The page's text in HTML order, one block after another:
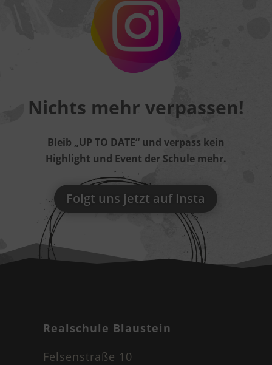
Nichts mehr verpassen!
Bleib „UP TO DATE“ und verpass kein
Highlight und Event der Schule mehr.
Folgt uns jetzt auf Insta
Realschule Blaustein
Felsenstraße 10